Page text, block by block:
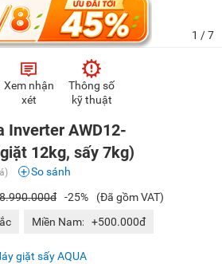
1 / 7
Xem nhận
xét
Thông số
kỹ thuật
Inverter AWD12-
12kg, sấy 7kg)
So sánh
-25%
(Đã gồm VAT)
Miền Nam: +500.000đ
giặt sấy AQUA